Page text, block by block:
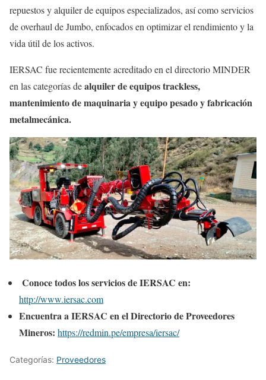
repuestos y alquiler de equipos especializados, así como servicios
de overhaul de Jumbo, enfocados en optimizar el rendimiento y la
vida útil de los activos.
IERSAC fue recientemente acreditado en el directorio MINDER
en las categorías dealquiler de equipos trackless,
mantenimiento de maquinaria y equipo pesado y fabricación
metalmecánica.
Conoce todos los servicios deIERSAC en:
http://www.iersac.com
Encuentra a IERSAC en el Directorio de Proveedores
Mineros: https://redmin.pe/empresa/iersac/
Categorías: Proveedores